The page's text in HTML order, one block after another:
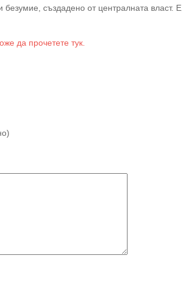
безумие, създадено от централната власт. Е,
да прочетете тук.